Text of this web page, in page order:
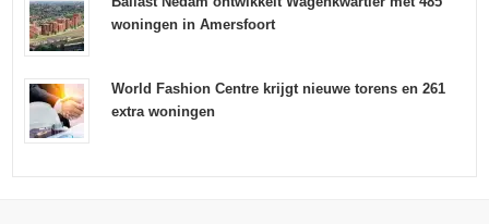
woningen in Amersfoort
World Fashion Centre krijgt nieuwe torens en 261
extra woningen